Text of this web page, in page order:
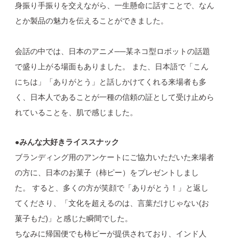
身振り手振りを交えながら、一生懸命に話すことで、なん
とか製品の魅力を伝えることができました。
会話の中では、日本のアニメ──某ネコ型ロボットの話題
で盛り上がる場面もありました。 また、日本語で「こん
にちは」「ありがとう」と話しかけてくれる来場者も多
く、日本人であることが一種の信頼の証として受け止めら
れていることを、肌で感じました。
●みんな大好きライススナック
ブランディング用のアンケートにご協力いただいた来場者
の方に、日本のお菓子（柿ピー）をプレゼントしまし
た。 すると、多くの方が笑顔で「ありがとう！」と返し
てくださり、「文化を超えるのは、言葉だけじゃない(お
菓子もだ)」と感じた瞬間でした。
ちなみに帰国便でも柿ピーが提供されており、インド人